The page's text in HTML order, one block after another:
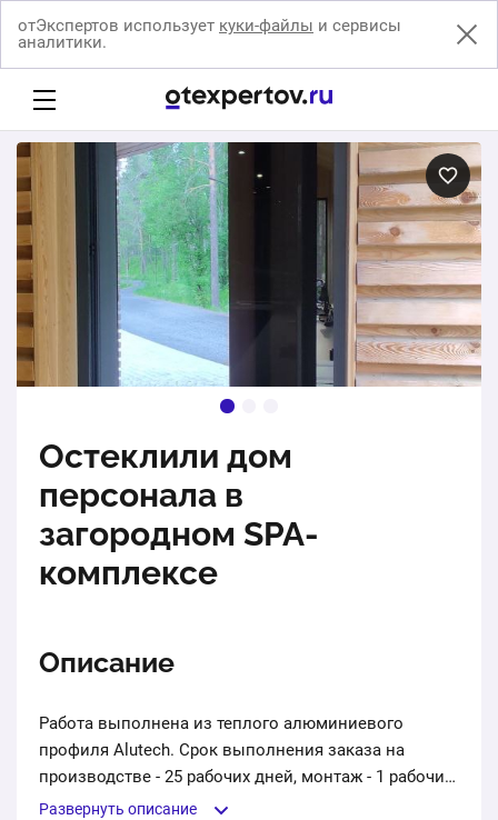
отЭкспертов использует куки-файлы и сервисы
аналитики.
Остеклили дом
персонала в
загородном SPA-
комплексе
Описание
Работа выполнена из теплого алюминиевого
профиля Alutech. Срок выполнения заказа на
производстве - 25 рабочих дней, монтаж - 1 рабочий
день.
Развернуть описание